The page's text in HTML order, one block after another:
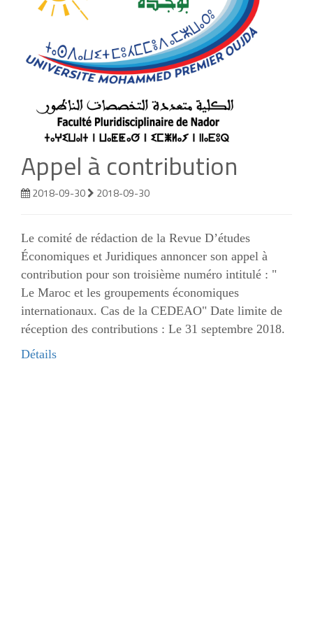
Appel à contribution
2018-09-30 2018-09-30
Le comité de rédaction de la Revue D’études
Économiques et Juridiques annoncer son appel à
contribution pour son troisième numéro intitulé : "
Le Maroc et les groupements économiques
internationaux. Cas de la CEDEAO" Date limite de
réception des contributions : Le 31 septembre 2018.
Détails